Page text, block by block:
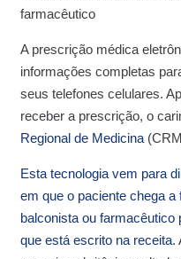
farmacêutico
A prescrição médica
informações completas
seus telefones celulares.
receber a prescrição, o
Regional de Medicina
Esta tecnologia vem para
em que o paciente chega
balconista ou farmacêutico
que está escrito na receita.